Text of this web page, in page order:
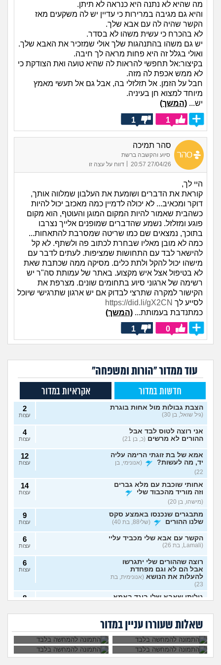
מה שהיא לא נתנה היא כנראה לא תיתן.
והיא גם מגיבה במרירות כי עדיין יש לה משקעים מאז
הקשר שהיה לה עם אבא שלך.
לא בהכרח כי עשית משהו לא בסדר.
יש גם משהו בהתנהגות שלך אולי שמזכיר את האבא שלך.
ואולי בגלל זה היא פחות מראה לך חיבה.
בקיצור:אל תחפשי להראות לה שהיא טועה ואת הצודקת כי
לא ממש אכפת לה מזה.
חבל על הזמן. אל תזלזלי בה, אבל גם אל תעשי מאמץ
מיוחד למצוא חן בעיניה.
יש... (המשך)
1
1
סהר תמיכה
סיוע והקשבה ברשת
27/04/26 20:57
| דווח על עצה זו
היי לך,
קוראת את הדברים ושומעת את העלבון שמלווה אותך,
דוקר ומכאיב... לא יכולה לדמיין כמה מאכזב יכול להיות
כשהבית שאמור להיות המקום המוגן והעוטף, הוא מקום
פוגע ומזלזל. נשמע שהדברים שמופנים אלייך נצרבו
בתוכך, נמצאים שם כמו שריטה שמסרבת להתאחות...
כמה לא מובן מאליו שבחרת לכתוב פה ולשתף. לא קל
להישאר לבד עם התחושות שמציפות. לעתים לדבר עם
מישהו יכול להקל ולתת כלים. מסיקה ממה שכתבת שאת
לא בטיפול אצל איש מקצוע. באתר של עמותת סה"ר יש
רשימה של ארגוני סיוע בתחומים שונים. מצרפת את
הקישור למקרה שתרצי לבדוק אם יש ארגון שתרגישי שיוכל
לסייע לך https://did.li/gX2CN
כמתנדבת בעמותת... (המשך)
0
1
עוד ממדור "הורות ומשפחה"
חדשות במדור אקראיות במדור
הצבת גבולות מול אחות בוגרת
(גיל שואל, בן 30)
2
עצות
אני רוצה לטוס לבד אבל
ההורים לא מרשים (כ, בן 21)
4
עצות
אמא של בת זוגתי הרימה עליה
יד, מה לעשות?
(אנונימי, בן
22)
12
עצות
אחותי שוכבת עם מלא גברים
וזה מוריד מהכבוד שלי
(מישהו, בן 20)
14
עצות
מתבגרים שנכנסו באמצע סקס
שלנו ההורים
(שלי88, בת 40)
9
עצות
הקשר עם אבא שלי מכביד עליי
(Lamali, בת 26)
6
עצות
רוצה שההורים שלי יתגרשו
אבל הם לא וגם מפחדת
להעלות את הנושא (אנונימית, בת
23)
6
עצות
גיליתי שאבא שלי בוגד באמא
13)
8
אני חושדת שאח שלי עומד
להסתפח לכת
(Sister, בת
29)
האם מה שאני מרגיש זה הגיוני
8
שאלות שעוררו עניין במדור
אמא שלי פוגעת בי כי
לעולם. איך
להתמודד?
אמא שלי לוחצת עליי
כל אחת שיש לה
דופק, מה לעשות?
אמא שלי שונאת את
חברה שלי מה
לעשות?
אני אובססיבית לאמא
כבר